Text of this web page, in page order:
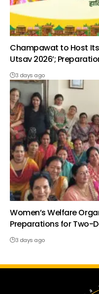
Champawat to Host
Utsav 2026’;
3 days ago
Women’s Welfare
Preparations for Two-
3 days ago